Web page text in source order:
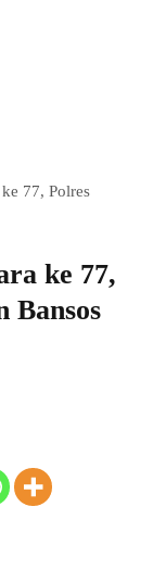
77, Polres
ke 77,
Bansos